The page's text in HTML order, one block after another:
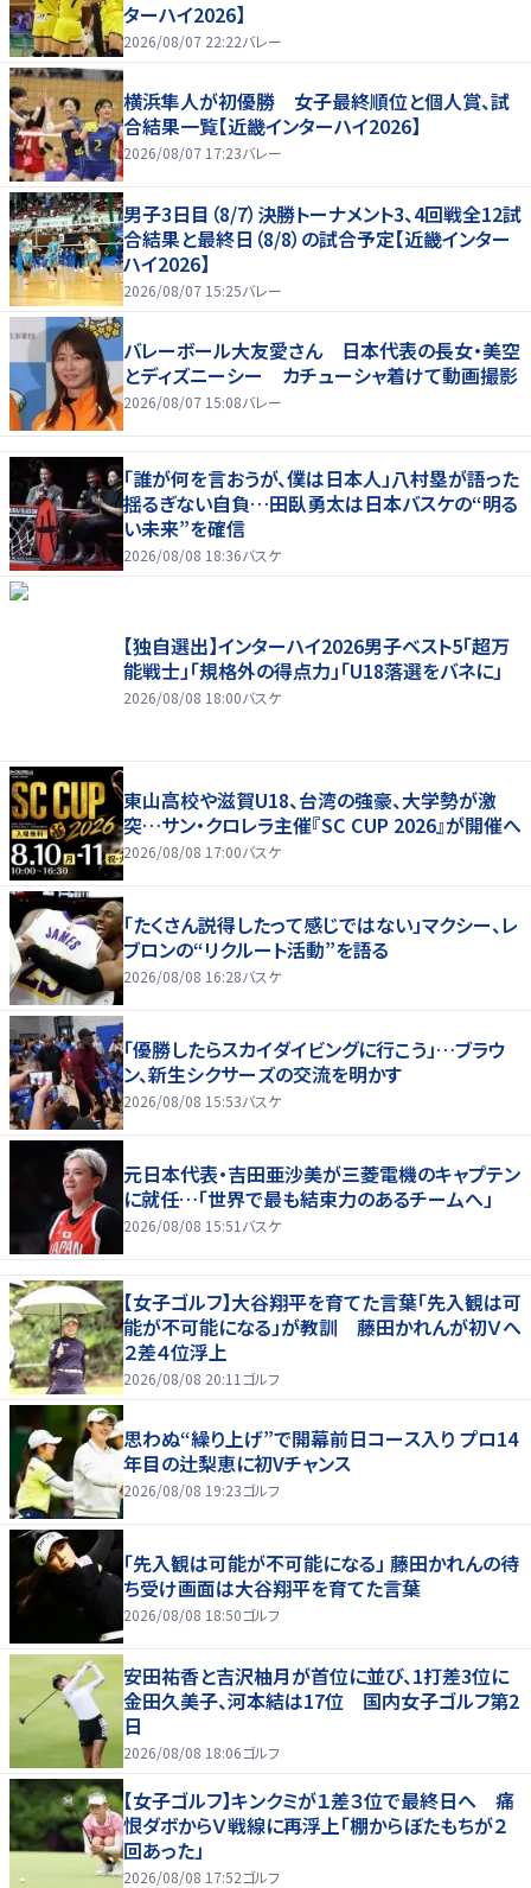
ターハイ2026】
2026/08/07 22:22バレー
横浜隼人が初優勝 女子最終順位と個人賞、試
合結果一覧【近畿インターハイ2026】
2026/08/07 17:23バレー
男子3日目（8/7）決勝トーナメント3、4回戦全12試
合結果と最終日（8/8）の試合予定【近畿インター
ハイ2026】
2026/08/07 15:25バレー
バレーボール大友愛さん 日本代表の長女・美空
とディズニーシー カチューシャ着けて動画撮影
2026/08/07 15:08バレー
「誰が何を言おうが、僕は日本人」八村塁が語った
揺るぎない自負…田臥勇太は日本バスケの“明る
い未来”を確信
2026/08/08 18:36バスケ
【独自選出】インターハイ2026男子ベスト5「超万
能戦士」「規格外の得点力」「U18落選をバネに」
2026/08/08 18:00バスケ
東山高校や滋賀U18、台湾の強豪、大学勢が激
突…サン・クロレラ主催『SC CUP 2026』が開催へ
2026/08/08 17:00バスケ
「たくさん説得したって感じではない」マクシー、レ
ブロンの“リクルート活動”を語る
2026/08/08 16:28バスケ
「優勝したらスカイダイビングに行こう」…ブラウ
ン、新生シクサーズの交流を明かす
2026/08/08 15:53バスケ
元日本代表・吉田亜沙美が三菱電機のキャプテン
に就任…「世界で最も結束力のあるチームへ」
2026/08/08 15:51 バスケ
【女子ゴルフ】大谷翔平を育てた言葉「先入観は可
能が不可能になる」が教訓 藤田かれんが初Ｖへ
２差４位浮上
2026/08/08 20:11 ゴルフ
思わぬ“繰り上げ”で開幕前日コース入り プロ14
年目の辻梨恵に初Vチャンス
2026/08/08 19:23ゴルフ
「先入観は可能が不可能になる」 藤田かれんの待
ち受け画面は大谷翔平を育てた言葉
2026/08/08 18:50ゴルフ
安田祐香と吉沢柚月が首位に並び、1打差3位に
金田久美子、河本結は17位 国内女子ゴルフ第2
日
2026/08/08 18:06ゴルフ
【女子ゴルフ】キンクミが１差３位で最終日へ 痛
恨ダボからＶ戦線に再浮上「棚からぼたもちが２
回あった」
2026/08/08 17:52ゴルフ